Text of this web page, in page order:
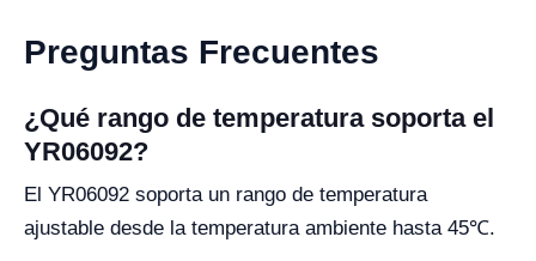
Preguntas Frecuentes
¿Qué rango de temperatura soporta el
YR06092?
El YR06092 soporta un rango de temperatura
ajustable desde la temperatura ambiente hasta 45℃.